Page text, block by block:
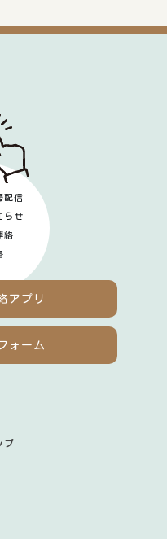
ォーム
アプリ
配信
らせ
絡
プ